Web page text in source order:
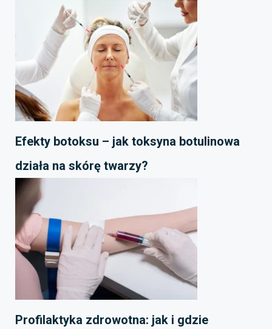
Efekty botoksu – jak toksyna botulinowa
działa na skórę twarzy?
Profilaktyka zdrowotna: jak i gdzie